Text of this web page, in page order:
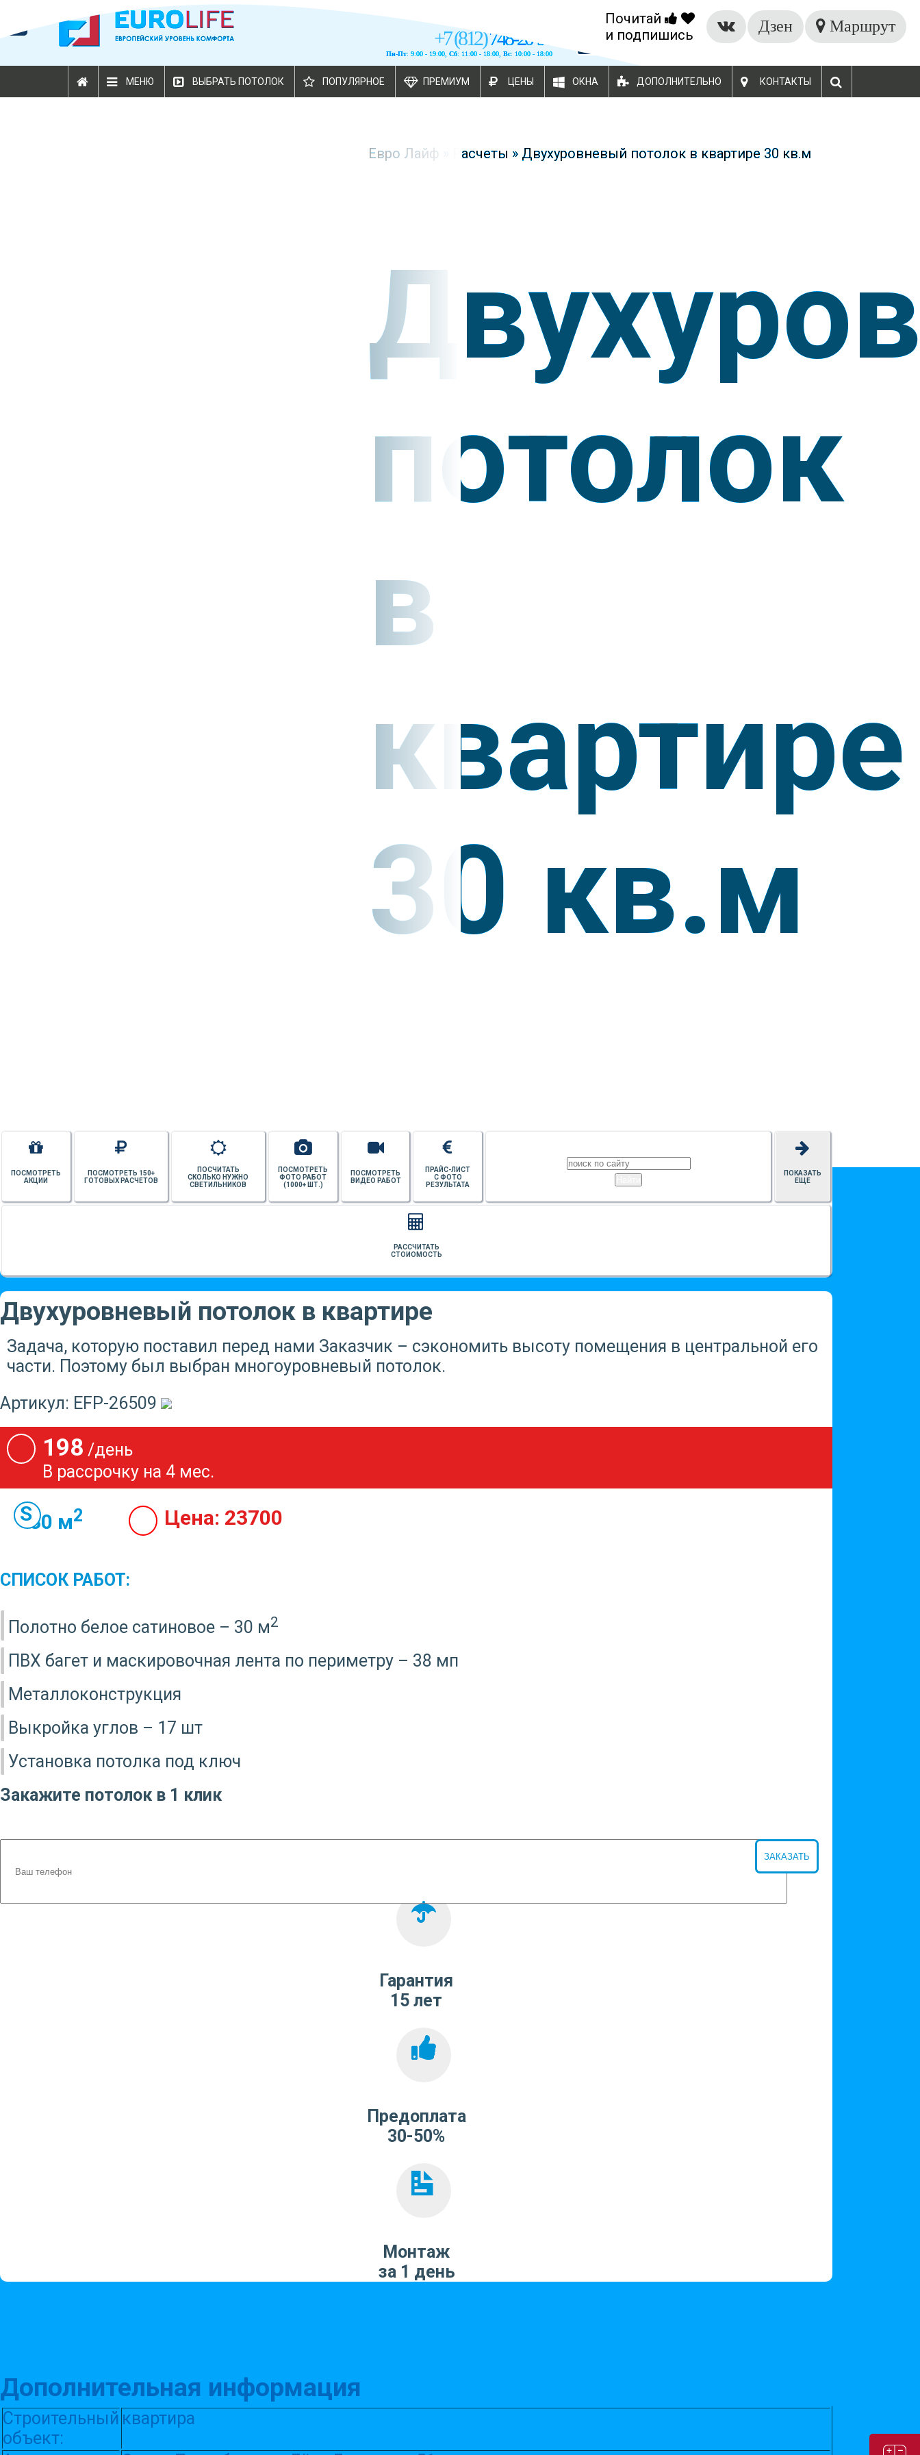
+7(812)748-20-90
Пн-Пт: 9:00 - 19:00, Сб: 11:00 - 18:00, Вс: 10:00 - 18:00
БЕСПЛАТНЫЙ ЗАМЕР
МЕНЮ ВЫБРАТЬ ПОТОЛОК ПОПУЛЯРНОЕ ПРЕМИУМ ЦЕНЫ ОКНА ДОПОЛНИТЕЛЬНО КОНТАКТЫ
Почитай
и подпишись
Дзен Маршрут
Евро Лайф Расчеты » Двухуровневый потолок в квартире 30 кв.м
потолок
в
квартире
30 кв.м
ПОКАЗАТЬ
ЕЩЕ
ПРАЙС-ЛИСТ
С ФОТО
РЕЗУЛЬТАТА
ПОСМОТРЕТЬ
ВИДЕО РАБОТ
ПОСМОТРЕТЬ
ФОТО РАБОТ
(1000+ ШТ.)
ПОСЧИТАТЬ
СКОЛЬКО НУЖНО
СВЕТИЛЬНИКОВ
ПОСМОТРЕТЬ 150+
ГОТОВЫХ РАСЧЕТОВ
ПОСМОТРЕТЬ
АКЦИИ
РАССЧИТАТЬ
СТОИОМОСТЬ
Двухуровневый потолок в квартире
Задача, которую поставил перед нами Заказчик – сэкономить высоту помещения в центральной его
части. Поэтому был выбран многоуровневый потолок.
Артикул: EFP-26509
198 /день
В рассрочку на 4 мес.
30 м2 Цена: 23700
СПИСОК РАБОТ:
Полотно белое сатиновое – 30 м2
ПВХ багет и маскировочная лента по периметру – 38 мп
Металлоконструкция
Выкройка углов – 17 шт
Установка потолка под ключ
Закажите потолок в 1 клик
Гарантия
15 лет
Предоплата
30-50%
Монтаж
за 1 день
Дополнительная информация
Строительный
объект:
квартира